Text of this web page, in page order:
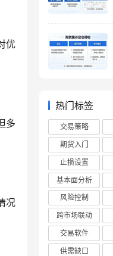
优
多
况
热门标签
交易策略
期货入门
止损设置
基本面分析
风险控制
跨市场联动
交易软件
供需缺口